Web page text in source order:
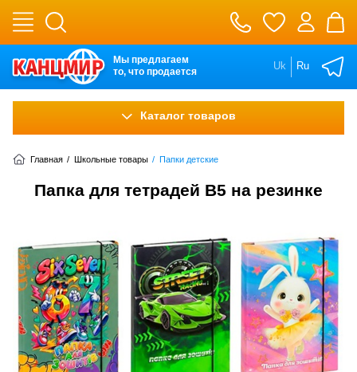
Мы предлагаем
то, что продается
Uk Ru
Каталог товаров
Главная / Школьные товары / Папки детские
Папка для тетрадей В5 на резинке